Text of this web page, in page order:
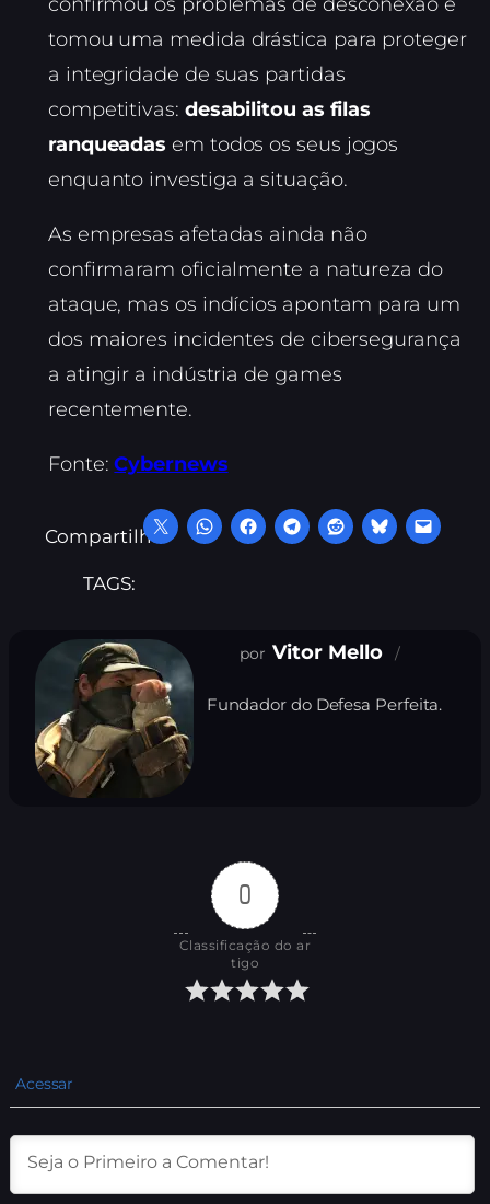
tomou uma medida drástica para proteger
a integridade de suas partidas
competitivas: desabilitou as filas
ranqueadas em todos os seus jogos
enquanto investiga a situação.
As empresas afetadas ainda não
confirmaram oficialmente a natureza do
ataque, mas os indícios apontam para um
dos maiores incidentes de cibersegurança
a atingir a indústria de games
recentemente.
Fonte:Cybernews
Compartilhe:
TAGS:
Vitor Mello
Fundador do Defesa Perfeita.
0
Classificação do ar
tigo
Acessar